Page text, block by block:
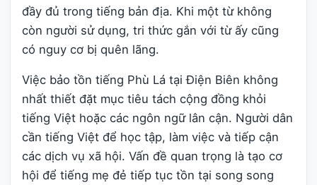
đầy đủ trong tiếng bản địa. Khi một từ không
còn người sử dụng, tri thức gắn với từ ấy cũng
có nguy cơ bị quên lãng.
Việc bảo tồn tiếng Phù Lá tại Điện Biên không
nhất thiết đặt mục tiêu tách cộng đồng khỏi
tiếng Việt hoặc các ngôn ngữ lân cận. Người dân
cần tiếng Việt để học tập, làm việc và tiếp cận
các dịch vụ xã hội. Vấn đề quan trọng là tạo cơ
hội để tiếng mẹ đẻ tiếp tục tồn tại song song